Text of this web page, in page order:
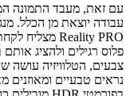
פלוס רגילים ולהציג
נראים טבעיים